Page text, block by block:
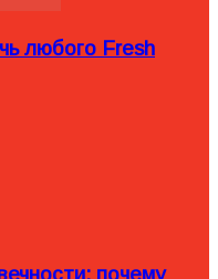
любого Fresh
почему